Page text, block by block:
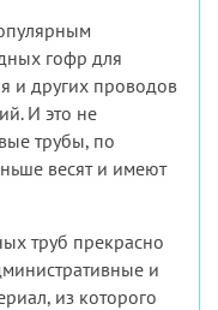
гофр для
и других проводов
И это не
трубы, по
весят и имеют
труб прекрасно
и
из которого